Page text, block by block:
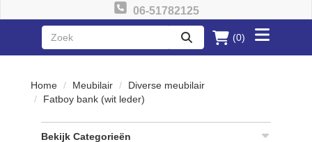
06-51782125
zoeken
(0)
Toggle
menu
Home Meubilair
Diverse meubilair
Fatboy bank (wit leder)
Bekijk Categorieën